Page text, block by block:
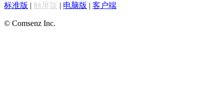
标准版 | 触屏版 | 电脑版 | 客户端
© Comsenz Inc.